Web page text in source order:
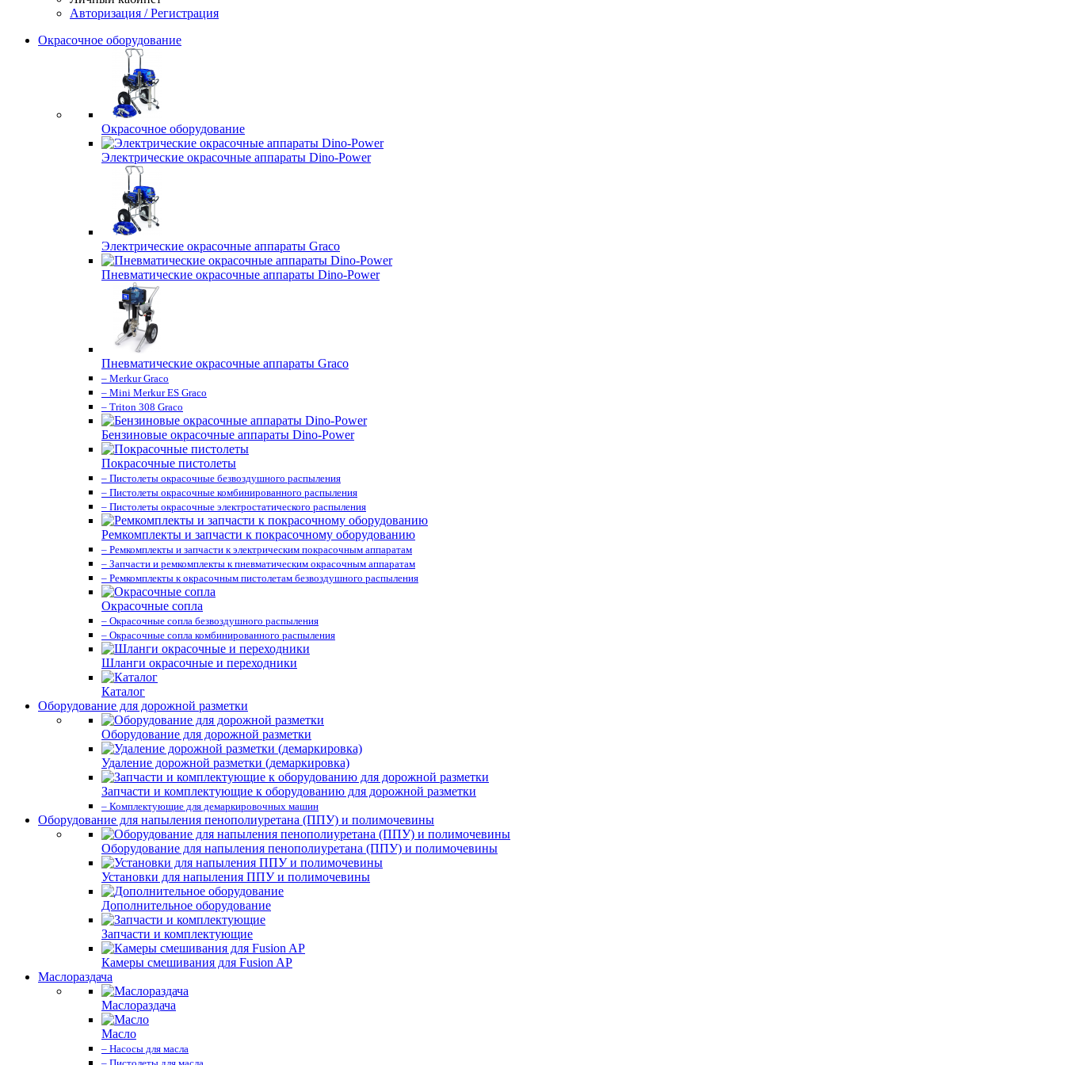
Авторизация / Регистрация
Окрасочное оборудование
Окрасочное оборудование
Электрические окрасочные аппараты Dino-Power
Электрические окрасочные аппараты Graco
Пневматические окрасочные аппараты Dino-Power
Пневматические окрасочные аппараты Graco
– Merkur Graco
– Mini Merkur ES Graco
– Triton 308 Graco
Бензиновые окрасочные аппараты Dino-Power
Покрасочные пистолеты
– Пистолеты окрасочные безвоздушного распыления
– Пистолеты окрасочные комбинированного распыления
– Пистолеты окрасочные электростатического распыления
Ремкомплекты и запчасти к покрасочному оборудованию
– Ремкомплекты и запчасти к электрическим покрасочным аппаратам
– Запчасти и ремкомплекты к пневматическим окрасочным аппаратам
– Ремкомплекты к окрасочным пистолетам безвоздушного распыления
Окрасочные сопла
– Окрасочные сопла безвоздушного распыления
– Окрасочные сопла комбинированного распыления
Шланги окрасочные и переходники
Каталог
Оборудование для дорожной разметки
Оборудование для дорожной разметки
Удаление дорожной разметки (демаркировка)
Запчасти и комплектующие к оборудованию для дорожной разметки
– Комплектующие для демаркировочных машин
Оборудование для напыления пенополиуретана (ППУ) и полимочевины
Оборудование для напыления пенополиуретана (ППУ) и полимочевины
Установки для напыления ППУ и полимочевины
Дополнительное оборудование
Запчасти и комплектующие
Камеры смешивания для Fusion AP
Маслораздача
Маслораздача
Масло
– Насосы для масла